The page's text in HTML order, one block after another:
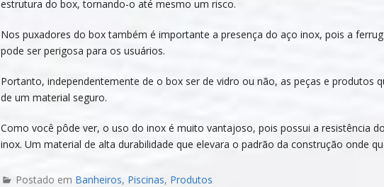
estrutura do box, tornando-o até mesmo um risco.
Nos puxadores do box também é importante a presença do aço inox, pois a
pode ser perigosa para os usuários.
Portanto, independentemente de o box ser de vidro ou não, as peças e produtos
de um material seguro.
Como você pôde ver, o uso do inox é muito vantajoso, pois possui a resistência
inox. Um material de alta durabilidade que elevara o padrão da construção onde
Postado em Banheiros, Piscinas, Produtos